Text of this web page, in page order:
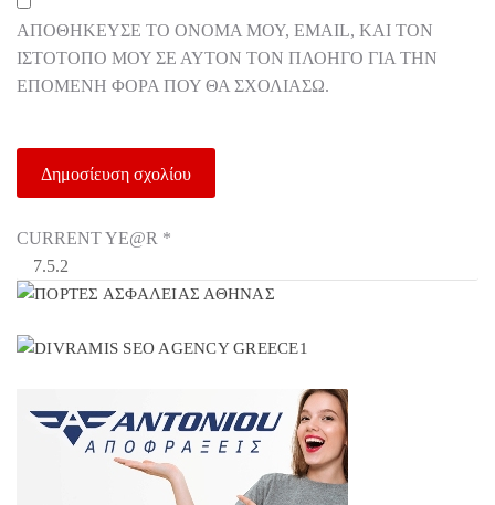
ΑΠΟΘΉΚΕΥΣΕ ΤΟ ΌΝΟΜΆ ΜΟΥ, EMAIL, ΚΑΙ ΤΟΝ
ΙΣΤΌΤΟΠΟ ΜΟΥ ΣΕ ΑΥΤΌΝ ΤΟΝ ΠΛΟΗΓΌ ΓΙΑ ΤΗΝ
ΕΠΌΜΕΝΗ ΦΟΡΆ ΠΟΥ ΘΑ ΣΧΟΛΙΆΣΩ.
CURRENT YE@R *